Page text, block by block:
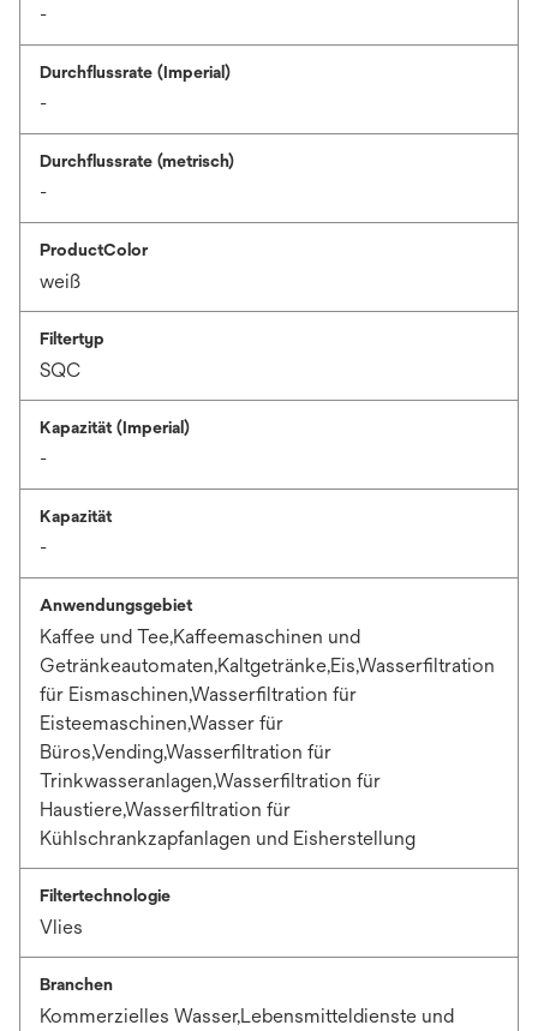
-
Durchflussrate (Imperial)
-
Durchflussrate (metrisch)
-
ProductColor
weiß
Filtertyp
SQC
Kapazität (Imperial)
-
Kapazität
-
Anwendungsgebiet
Kaffee und Tee,Kaffeemaschinen und
Getränkeautomaten,Kaltgetränke,Eis,Wasserfiltration
für Eismaschinen,Wasserfiltration für
Eisteemaschinen,Wasser für
Büros,Vending,Wasserfiltration für
Trinkwasseranlagen,Wasserfiltration für
Haustiere,Wasserfiltration für
Kühlschrankzapfanlagen und Eisherstellung
Filtertechnologie
Vlies
Branchen
Kommerzielles Wasser,Lebensmitteldienste und